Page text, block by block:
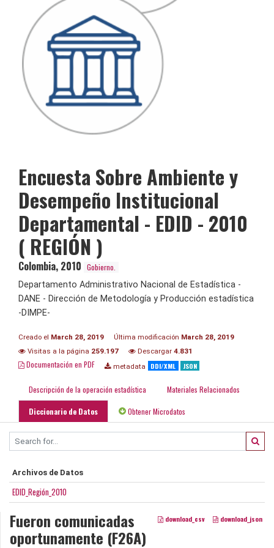
Encuesta Sobre Ambiente y
Desempeño Institucional
Departamental - EDID - 2010
( REGIÓN )
Colombia, 2010 Gobierno.
Departamento Administrativo Nacional de Estadística -
DANE - Dirección de Metodología y Producción estadística
-DIMPE-
Creado el March 28, 2019 Última modificación March 28, 2019
Visitas a la página 259.197 Descargar 4.831
Documentación en PDF metadata DDI/XML JSON
Descripción de la operación estadística Materiales Relacionados
Diccionario de Datos Obtener Microdatos
Archivos de Datos
EDID_Región_2010
download_csv download_json
Fueron comunicadas
oportunamente (F26A)